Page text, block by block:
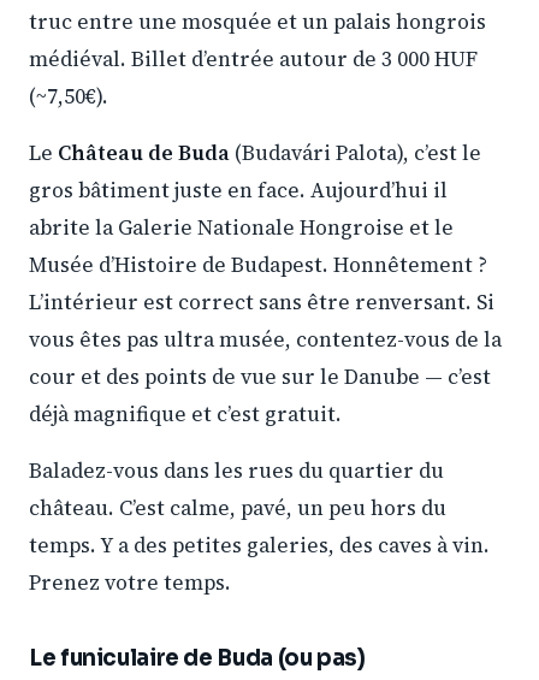
truc entre une mosquée et un palais hongrois
médiéval. Billet d’entrée autour de 3 000 HUF
(~7,50€).
Le Château de Buda (Budavári Palota), c’est le
gros bâtiment juste en face. Aujourd’hui il
abrite la Galerie Nationale Hongroise et le
Musée d’Histoire de Budapest. Honnêtement ?
L’intérieur est correct sans être renversant. Si
vous êtes pas ultra musée, contentez-vous de la
cour et des points de vue sur le Danube — c’est
déjà magnifique et c’est gratuit.
Baladez-vous dans les rues du quartier du
château. C’est calme, pavé, un peu hors du
temps. Y a des petites galeries, des caves à vin.
Prenez votre temps.
Le funiculaire de Buda (ou pas)